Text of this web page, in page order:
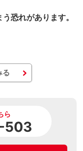
恐れがあります。
る
ら
503